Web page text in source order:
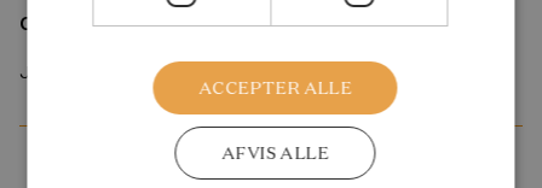
debat om danske værdier og stramninger
Juli 2026
ACCEPTER ALLE
AFVIS ALLE